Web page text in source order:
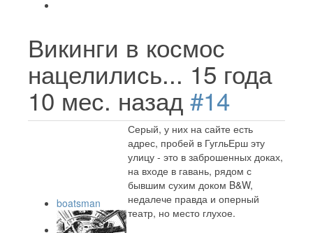
Викинги в космос
нацелились... 15 года
10 мес. назад #14
boatsman
Серый, у них на сайте есть
адрес, пробей в ГугльЕрш эту
улицу - это в заброшенных доках,
на входе в гавань, рядом с
бывшим сухим доком B&W,
недалече правда и оперный
театр, но место глухое.